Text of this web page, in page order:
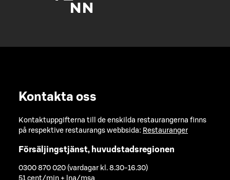
Kontakta oss
Kontaktuppgifterna till de enskilda restaurangerna finns
på respektive restaurangs webbsida: Restauranger
Försäljingstjänst, huvudstadsregionen
0300 870 020 (vardagar kl. 8.30-16.30)
51 cent/min + lna/msa